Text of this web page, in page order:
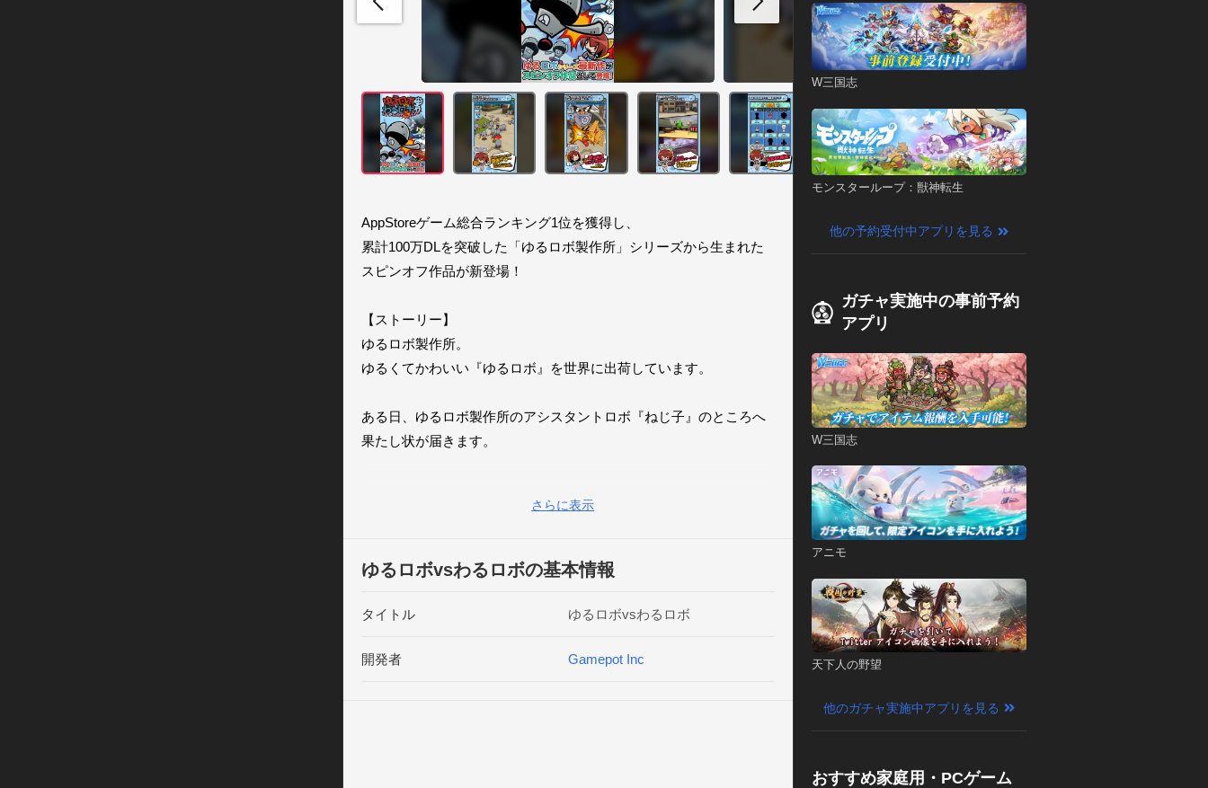
AppStoreゲーム総合ランキング1位を獲得し、
累計100万DLを突破した「ゆるロボ製作所」シリーズから生まれた
スピンオフ作品が新登場！
【ストーリー】
ゆるロボ製作所。
ゆるくてかわいい『ゆるロボ』を世界に出荷しています。
ある日、ゆるロボ製作所のアシスタントロボ『ねじ子』のところへ
果たし状が届きます。
ねじ子は工場に残っていた量産型を連れて、ゆるロボたちを
さらに表示
ゆるロボvsわるロボの基本情報
タイトル ゆるロボvsわるロボ
開発者 Gamepot Inc
W三国志
モンスターループ：獣神転生
他の予約受付中アプリを見る
ガチャ実施中の事前予約
アプリ
W三国志
アニモ
天下人の野望
他のガチャ実施中アプリを見る
おすすめ家庭用・PCゲーム